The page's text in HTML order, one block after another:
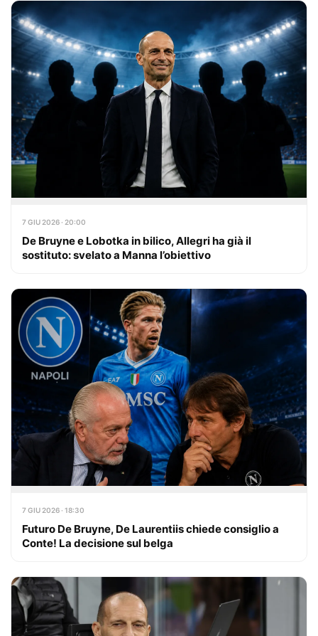
7 GIU 2026 · 20:00
De Bruyne e Lobotka in bilico, Allegri ha già il
sostituto: svelato a Manna l’obiettivo
7 GIU 2026 · 18:30
Futuro De Bruyne, De Laurentiis chiede consiglio a
Conte! La decisione sul belga